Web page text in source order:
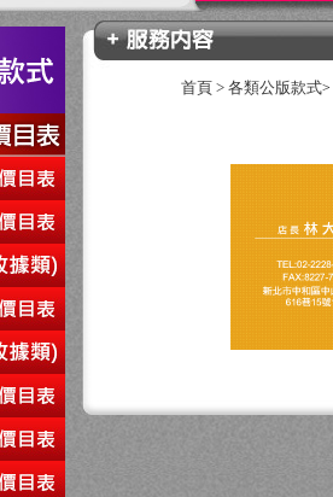
首頁 > 各類公版款式>